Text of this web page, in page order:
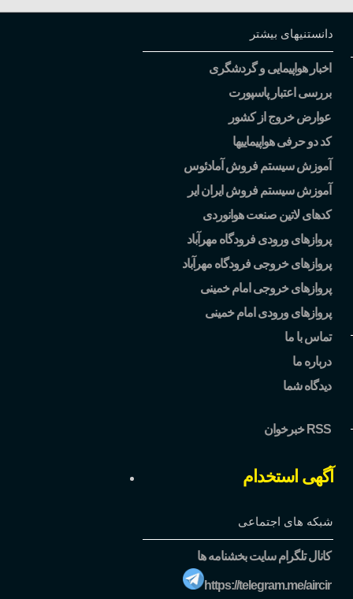
دانستنیهای بیشتر
اخبار هواپیمایی و گردشگری
بررسی اعتبار پاسپورت
عوارض خروج از کشور
کد دو حرفی هواپیماییها
آموزش سیستم فروش آمادئوس
آموزش سیستم فروش ایران ایر
کدهای لاتین صنعت هوانوردی
پروازهای ورودی فرودگاه مهرآباد
پروازهای خروجی فرودگاه مهرآباد
پروازهای خروجی امام خمینی
پروازهای ورودی امام خمینی
تماس با ما
درباره ما
دیدگاه شما
خبرخوان RSS
آگهی استخدام
شبکه های اجتماعی
کانال تلگرام سایت بخشنامه ها
https://telegram.me/aircir